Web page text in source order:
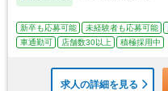
新卒も応募可能 未経験者も応募可能
車通勤可
店舗数30以上 積極採用中
求人の詳細を見る